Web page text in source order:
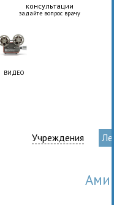
консультации
задайте вопрос врачу
ВИДЕО
Учреждения